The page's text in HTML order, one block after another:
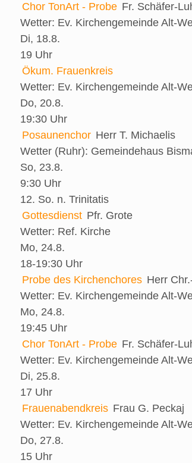
Chor TonArt - Probe Fr. Schäfer-
Wetter: Ev. Kirchengemeinde Alt-
Di, 18.8.
19 Uhr
Ökum. Frauenkreis
Wetter: Ev. Kirchengemeinde Alt-
Do, 20.8.
19:30 Uhr
Posaunenchor Herr T. Michaelis
Wetter (Ruhr): Gemeindehaus
So, 23.8.
9:30 Uhr
12. So. n. Trinitatis
Gottesdienst Pfr. Grote
Wetter: Ref. Kirche
Mo, 24.8.
18-19:30 Uhr
Probe des Kirchenchores Herr
Wetter: Ev. Kirchengemeinde Alt-
Mo, 24.8.
19:45 Uhr
Chor TonArt - Probe Fr. Schäfer-
Wetter: Ev. Kirchengemeinde Alt-
Di, 25.8.
17 Uhr
Frauenabendkreis Frau G. Peckaj
Wetter: Ev. Kirchengemeinde Alt-
Do, 27.8.
15 Uhr